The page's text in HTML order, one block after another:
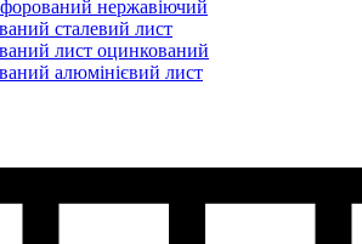
нержавіючий
сталевий лист
лист оцинкований
алюмінієвий лист